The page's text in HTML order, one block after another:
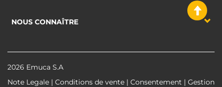
NOUS CONNAÎTRE
2026 Emuca S.A
Note Legale | Conditions de vente | Consentement | Gestion